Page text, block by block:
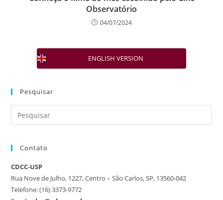
Observatório
04/07/2024
ENGLISH VERSION
Pesquisar
Contato
CDCC-USP
Rua Nove de Julho, 1227, Centro – São Carlos, SP, 13560-042
Telefone: (16) 3373-9772